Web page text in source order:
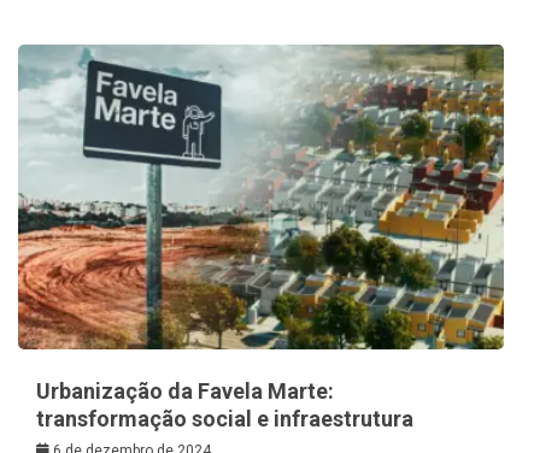
Urbanização da Favela Marte:
transformação social e infraestrutura